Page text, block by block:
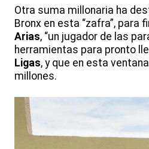
Otra suma millonaria ha
Bronx en esta “zafra”, para
Arias, “un jugador de las
herramientas para pronto
Ligas, y que en esta
millones.